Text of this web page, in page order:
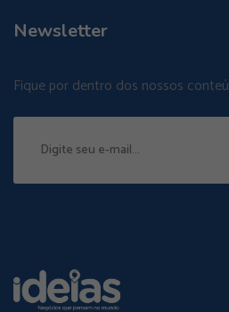
Newsletter
Fique por dentro dos nossos